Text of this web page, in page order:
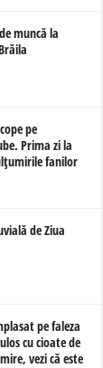
muncă la
pe
Prima zi la
fanilor
de Ziua
pe faleza
cu cioate de
vezi că este